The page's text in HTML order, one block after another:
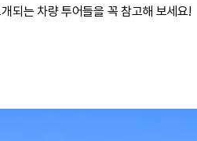
되는 차량 투어들을 꼭 참고해 보세요!